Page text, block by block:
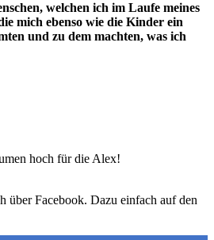
welchen ich im Laufe meines
mich ebenso wie die Kinder ein
und zu dem machten, was ich
hoch für die Alex!
über Facebook. Dazu einfach auf den